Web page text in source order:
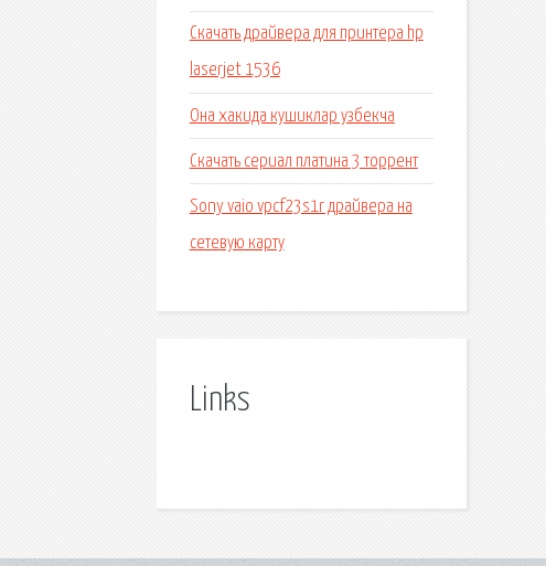
Скачать драйвера для принтера hp
laserjet 1536
Она хакида кушиклар узбекча
Скачать сериал платина 3 торрент
Sony vaio vpcf23s1r драйвера на
сетевую карту
Links